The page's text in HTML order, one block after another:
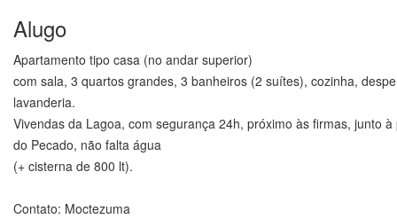
Alugo
Apartamento tipo casa (no andar superior)
com sala, 3 quartos grandes, 3 banheiros (2 suítes), cozinha,
lavanderia.
Vivendas da Lagoa, com segurança 24h, próximo às firmas, junto à
do Pecado, não falta água
(+ cisterna de 800 lt).
Contato: Moctezuma